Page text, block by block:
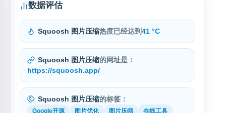
数据评估
Squoosh 图片压缩热度已经达到41 °C
Squoosh 图片压缩的网址是：
https://squoosh.app/
Squoosh 图片压缩的标签：
Google开源 图片优化 图片压缩
在线工具